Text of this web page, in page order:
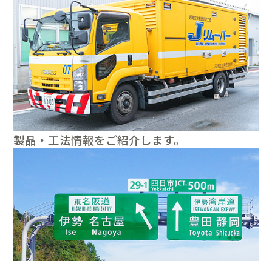
製品・工法情報をご紹介します。